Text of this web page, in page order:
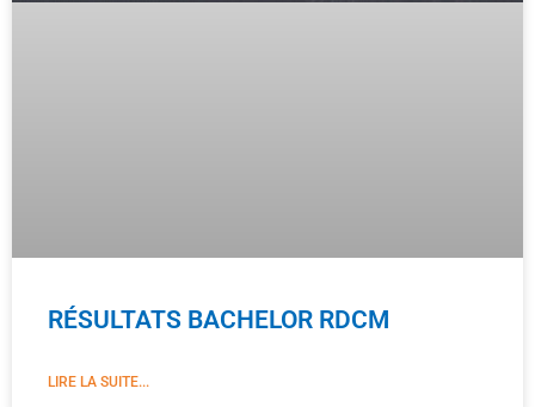
RÉSULTATS BACHELOR RDCM
LIRE LA SUITE...